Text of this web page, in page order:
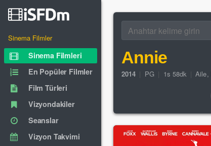
Sinema Filmler
Sinema Filmleri
En Popüler Filmler
Film Türleri
Vizyondakiler
Seanslar
Vizyon Takvimi
Annie
2014 PG 1s 58dk Aile,